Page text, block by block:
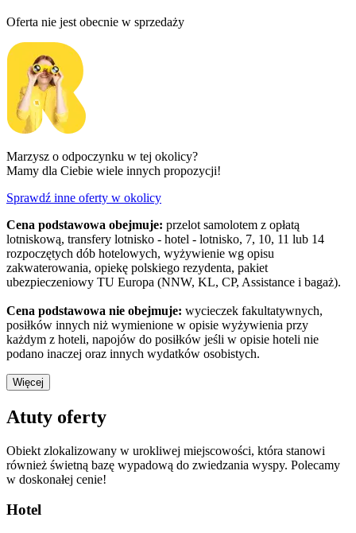
Oferta nie jest obecnie w sprzedaży
Marzysz o odpoczynku w tej okolicy?
Mamy dla Ciebie wiele innych propozycji!
Sprawdź inne oferty w okolicy
Cena podstawowa obejmuje: przelot samolotem z opłatą
lotniskową, transfery lotnisko - hotel - lotnisko, 7, 10, 11 lub 14
rozpoczętych dób hotelowych, wyżywienie wg opisu
zakwaterowania, opiekę polskiego rezydenta, pakiet
ubezpieczeniowy TU Europa (NNW, KL, CP, Assistance i bagaż).
Cena podstawowa nie obejmuje: wycieczek fakultatywnych,
posiłków innych niż wymienione w opisie wyżywienia przy
każdym z hoteli, napojów do posiłków jeśli w opisie hoteli nie
podano inaczej oraz innych wydatków osobistych.
Więcej
Atuty oferty
Obiekt zlokalizowany w urokliwej miejscowości, która stanowi
również świetną bazę wypadową do zwiedzania wyspy. Polecamy
w doskonałej cenie!
Hotel